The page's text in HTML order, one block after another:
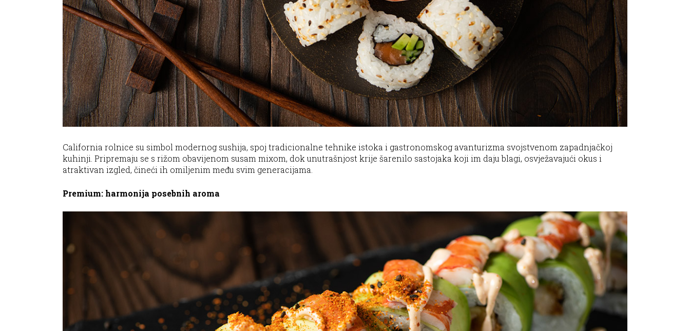
California rolnice su simbol modernog sushija, spoj tradicionalne tehnike istoka i gastronomskog avanturizma svojstvenom zapadnjačkoj
kuhinji. Pripremaju se s rižom obavijenom susam mixom, dok unutrašnjost krije šarenilo sastojaka koji im daju blagi, osvježavajući okus i
atraktivan izgled, čineći ih omiljenim među svim generacijama.
Premium: harmonija posebnih aroma